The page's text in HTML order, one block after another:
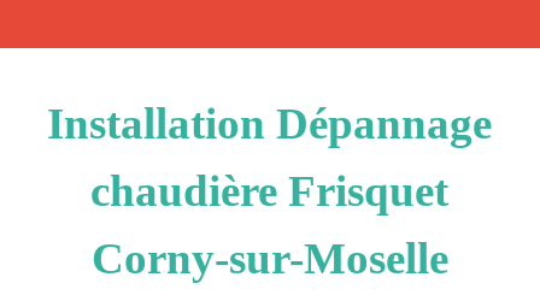
Installation Dépannage
chaudière Frisquet
Corny-sur-Moselle